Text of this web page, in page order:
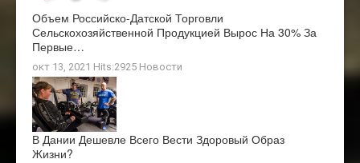
Объем Российско-Датской Торговли
Сельскохозяйственной Продукцией Вырос На 30% За
Первые…
окт 13, 2021 Hits:2925 Новости
В Дании Дешевле Всего Вести Здоровый Образ
Жизни?